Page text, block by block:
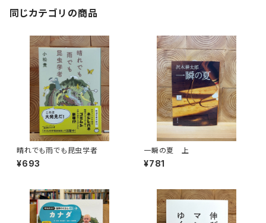
同じカテゴリの商品
晴れでも雨でも昆虫学者
¥693
一瞬の夏 上
¥781